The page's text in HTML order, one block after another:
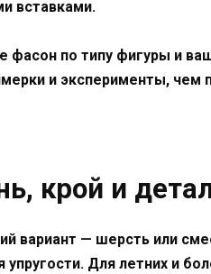
вставками.
фасон по типу фигуры и
и эксперименты, чем
крой и
вариант — шерсть или
Для летних и